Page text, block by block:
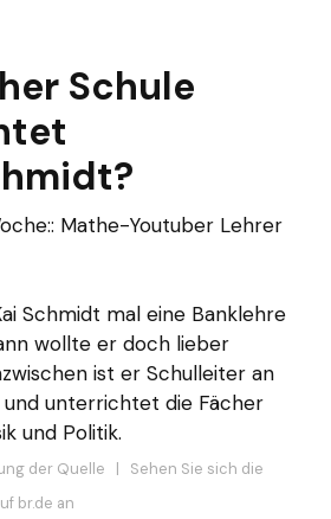
Schule
Mathe-Youtuber Lehrer
Schmidt mal eine Banklehre
wollte er doch lieber
ist er Schulleiter an
unterrichtet die Fächer
und Politik.
der Quelle | Sehen Sie sich die
br.de an